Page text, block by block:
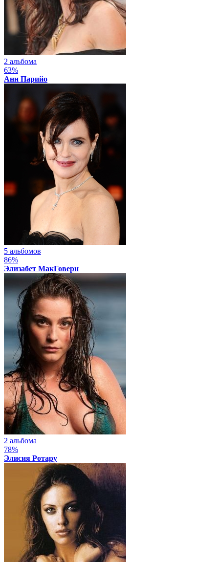
2 альбома
63%
Анн Парийо
5 альбомов
86%
Элизабет МакГоверн
2 альбома
78%
Элисия Ротару